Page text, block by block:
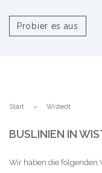
Probier es aus
Start Wistedt
BUSLINIEN IN
Wir haben die folgenden